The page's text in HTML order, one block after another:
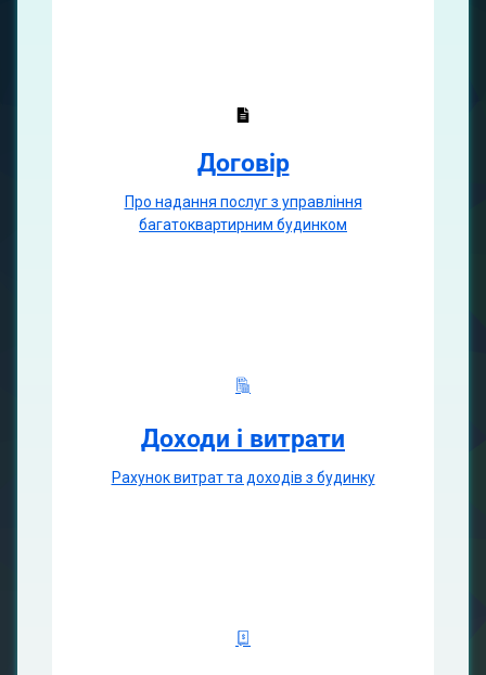
Договір
Про надання послуг з управління
багатоквартирним будинком
Доходи і витрати
Рахунок витрат та доходів з будинку